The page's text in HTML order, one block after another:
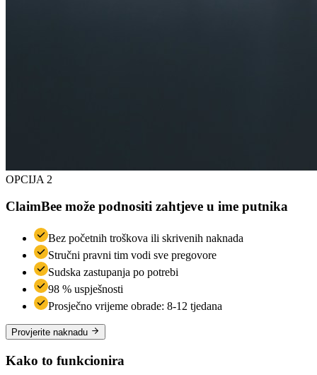
OPCIJA 2
ClaimBee može podnositi zahtjeve u ime putnika
Bez početnih troškova ili skrivenih naknada
Stručni pravni tim vodi sve pregovore
Sudska zastupanja po potrebi
98 % uspješnosti
Prosječno vrijeme obrade: 8-12 tjedana
Provjerite naknadu
Kako to funkcionira